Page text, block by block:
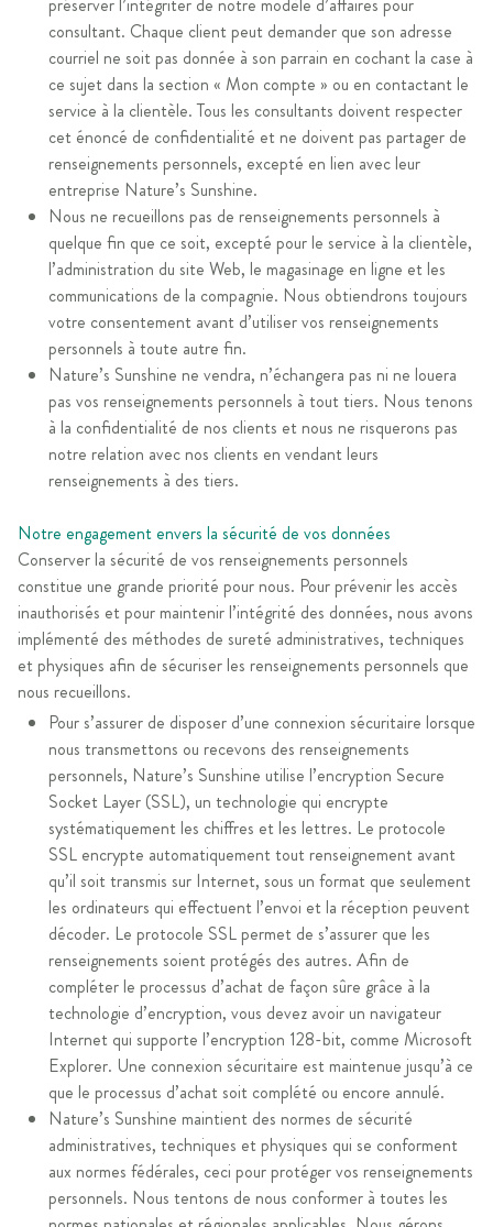
consultant. Chaque client peut demander que son adresse
courriel ne soit pas donnée à son parrain en cochant la case à
ce sujet dans la section « Mon compte » ou en contactant le
service à la clientèle. Tous les consultants doivent respecter
cet énoncé de confidentialité et ne doivent pas partager de
renseignements personnels, excepté en lien avec leur
entreprise Nature’s Sunshine.
Nous ne recueillons pas de renseignements personnels à
quelque fin que ce soit, excepté pour le service à la clientèle,
l’administration du site Web, le magasinage en ligne et les
communications de la compagnie. Nous obtiendrons toujours
votre consentement avant d’utiliser vos renseignements
personnels à toute autre fin.
Nature’s Sunshine ne vendra, n’échangera pas ni ne louera
pas vos renseignements personnels à tout tiers. Nous tenons
à la confidentialité de nos clients et nous ne risquerons pas
notre relation avec nos clients en vendant leurs
renseignements à des tiers.
Notre engagement envers la sécurité de vos données
Conserver la sécurité de vos renseignements personnels
constitue une grande priorité pour nous. Pour prévenir les accès
inauthorisés et pour maintenir l’intégrité des données, nous avons
implémenté des méthodes de sureté administratives, techniques
et physiques afin de sécuriser les renseignements personnels que
nous recueillons.
Pour s’assurer de disposer d’une connexion sécuritaire lorsque
nous transmettons ou recevons des renseignements
personnels, Nature’s Sunshine utilise l’encryption Secure
Socket Layer (SSL), un technologie qui encrypte
systématiquement les chiffres et les lettres. Le protocole
SSL encrypte automatiquement tout renseignement avant
qu’il soit transmis sur Internet, sous un format que seulement
les ordinateurs qui effectuent l’envoi et la réception peuvent
décoder. Le protocole SSL permet de s’assurer que les
renseignements soient protégés des autres. Afin de
compléter le processus d’achat de façon sûre grâce à la
technologie d’encryption, vous devez avoir un navigateur
Internet qui supporte l’encryption 128-bit, comme Microsoft
Explorer. Une connexion sécuritaire est maintenue jusqu’à ce
que le processus d’achat soit complété ou encore annulé.
Nature’s Sunshine maintient des normes de sécurité
administratives, techniques et physiques qui se conforment
aux normes fédérales, ceci pour protéger vos renseignements
personnels. Nous tentons de nous conformer à toutes les